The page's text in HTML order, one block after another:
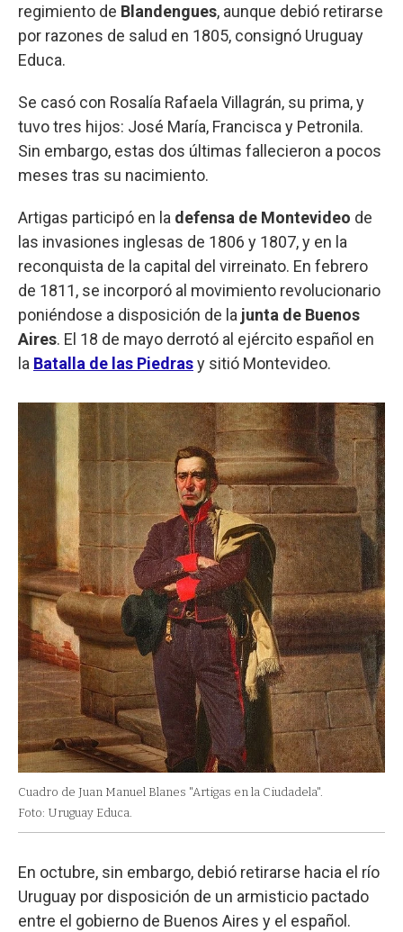
regimiento de Blandengues, aunque debió retirarse
por razones de salud en 1805, consignó Uruguay
Educa.
Se casó con Rosalía Rafaela Villagrán, su prima, y
tuvo tres hijos: José María, Francisca y Petronila.
Sin embargo, estas dos últimas fallecieron a pocos
meses tras su nacimiento.
Artigas participó en la defensa de Montevideo de
las invasiones inglesas de 1806 y 1807, y en la
reconquista de la capital del virreinato. En febrero
de 1811, se incorporó al movimiento revolucionario
poniéndose a disposición de la junta de Buenos
Aires. El 18 de mayo derrotó al ejército español en
la Batalla de las Piedrasy sitió Montevideo.
Cuadro de Juan Manuel Blanes "Artigas en la Ciudadela".
Foto: Uruguay Educa.
En octubre, sin embargo, debió retirarse hacia el río
Uruguay por disposición de un armisticio pactado
entre el gobierno de Buenos Aires y el español.